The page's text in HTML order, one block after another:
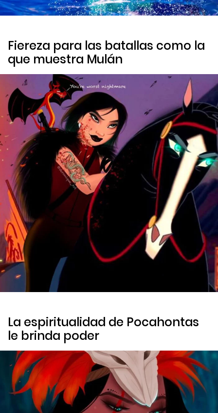
Fiereza para las batallas como la
que muestra Mulán
La espiritualidad de Pocahontas
le brinda poder